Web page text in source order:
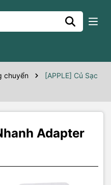
chuyển
[APPLE] Củ Sạc
Adapter